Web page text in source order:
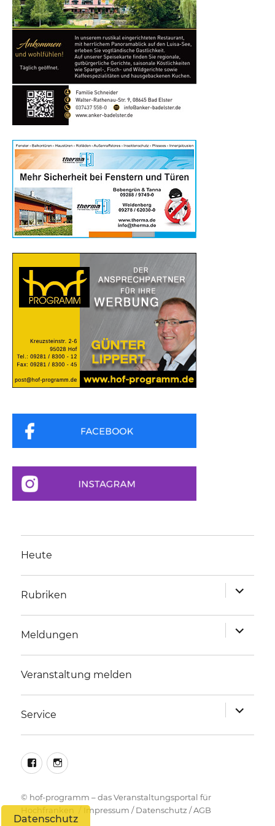
Heute
Rubriken
anzeigen
Meldungen
anzeigen
Veranstaltung melden
Service
anzeigen
facebookinstagram
© hof-programm – das Veranstaltungsportal für
Hochfranken
Impressum /Datenschutz /AGB
Datenschutz